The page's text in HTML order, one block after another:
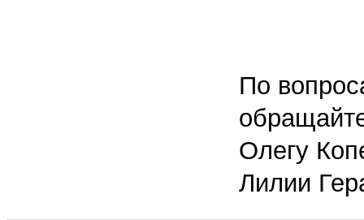
По
Олегу
Лилии